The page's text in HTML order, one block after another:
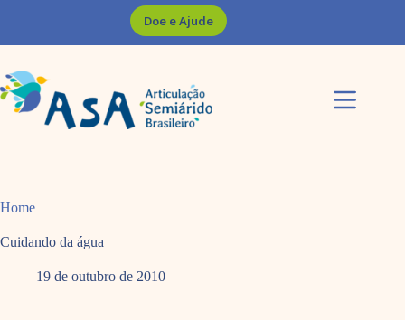
Doe e Ajude
Home
Cuidando da água
19 de outubro de 2010